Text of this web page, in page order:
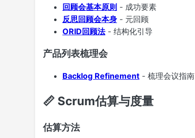
回顾会基本原则 - 成功要素
反思回顾会本身 - 元回顾
ORID回顾法- 结构化引导
产品列表梳理会
Backlog Refinement - 梳理会议指南
📏 Scrum估算与度量
估算方法